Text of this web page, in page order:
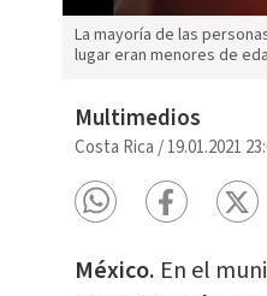
La mayoría de las
lugar eran menores de
Multimedios
Costa Rica /19.01.2021
México. En el